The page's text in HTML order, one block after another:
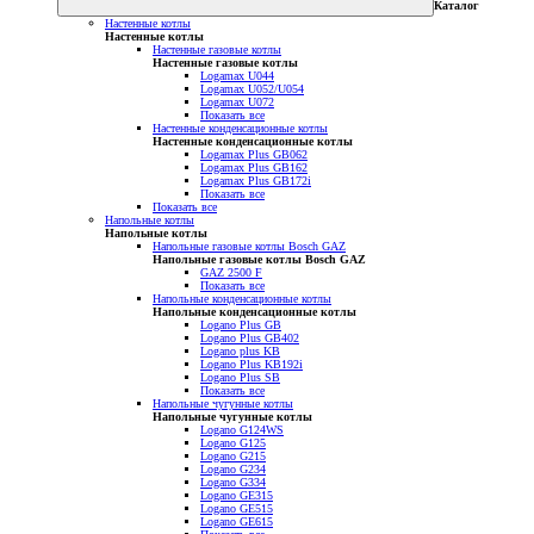
Каталог
Настенные котлы
Настенные котлы
Настенные газовые котлы
Настенные газовые котлы
Logamax U044
Logamax U052/U054
Logamax U072
Показать все
Настенные конденсационные котлы
Настенные конденсационные котлы
Logamax Plus GB062
Logamax Plus GB162
Logamax Plus GB172i
Показать все
Показать все
Напольные котлы
Напольные котлы
Напольные газовые котлы Bosch GAZ
Напольные газовые котлы Bosch GAZ
GAZ 2500 F
Показать все
Напольные конденсационные котлы
Напольные конденсационные котлы
Logano Plus GB
Logano Plus GB402
Logano plus KB
Logano Plus KB192i
Logano Plus SB
Показать все
Напольные чугунные котлы
Напольные чугунные котлы
Logano G124WS
Logano G125
Logano G215
Logano G234
Logano G334
Logano GE315
Logano GE515
Logano GE615